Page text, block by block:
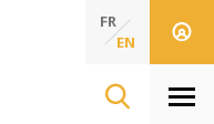
de l'Information & de
des Sciences de
FR
EN